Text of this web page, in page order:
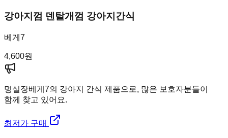
강아지껌 덴탈개껌 강아지간식
베게7
4,600원
멍실장베게7의 강아지 간식 제품으로, 많은 보호자분들이
함께 찾고 있어요.
최저가 구매